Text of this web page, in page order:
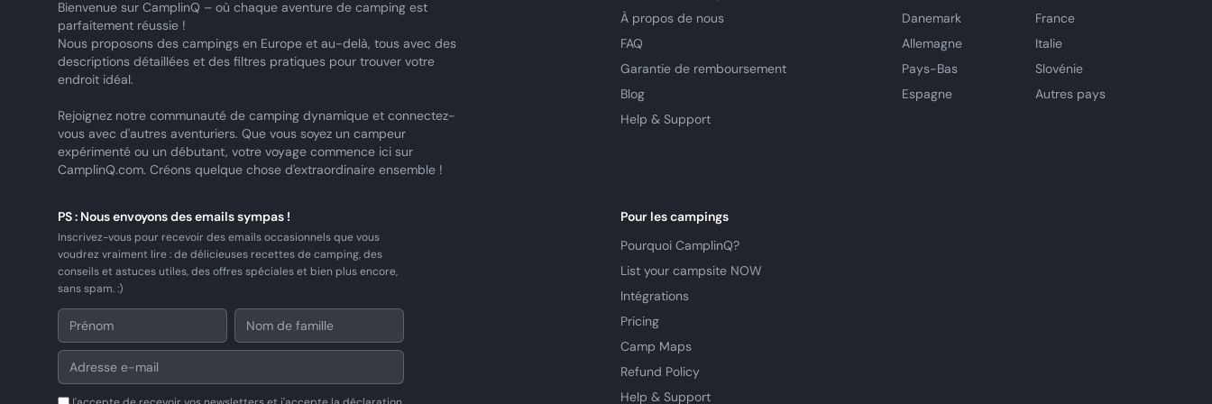
Bienvenue sur CamplinQ – où chaque aventure de camping est
parfaitement réussie !
Nous proposons des campings en Europe et au-delà, tous avec des
descriptions détaillées et des filtres pratiques pour trouver votre
endroit idéal.
Rejoignez notre communauté de camping dynamique et connectez-
vous avec d'autres aventuriers. Que vous soyez un campeur
expérimenté ou un débutant, votre voyage commence ici sur
CamplinQ.com. Créons quelque chose d'extraordinaire ensemble !
À propos de nous
FAQ
Garantie de remboursement
Blog
Help & Support
Danemark
France
Allemagne
Italie
Pays-Bas
Slovénie
Espagne
Autres pays
PS : Nous envoyons des emails sympas !
Inscrivez-vous pour recevoir des emails occasionnels que vous
voudrez vraiment lire : de délicieuses recettes de camping, des
conseils et astuces utiles, des offres spéciales et bien plus encore,
sans spam. :)
Pour les campings
Pourquoi CamplinQ?
List your campsite NOW
Intégrations
Pricing
Camp Maps
Refund Policy
Help & Support